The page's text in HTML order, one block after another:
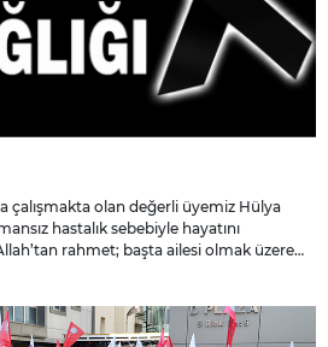
çalışmakta olan değerli üyemiz Hülya
hastalık sebebiyle hayatını
rahmet; başta ailesi olmak üzere